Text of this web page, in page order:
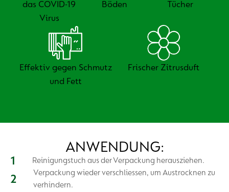
das COVID-19
Virus
Böden
Tücher
Effektiv gegen Schmutz
und Fett
Frischer Zitrusduft
ANWENDUNG:
Reinigungstuch aus der Verpackung herausziehen.
Verpackung wieder verschliessen, um Austrocknen zu
verhindern.